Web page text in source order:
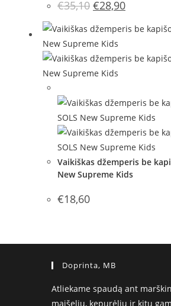
€35,10 price
€35,10.
€28,90price
€28,90.
Vaikiškas džemperis be
New Supreme Kids
€18,60
Doprinta, MB
Atliekame spaudą ant
maišelių, kepurėlių ir kitų